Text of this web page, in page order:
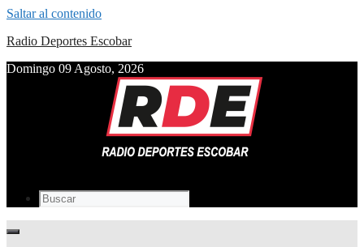
Saltar al contenido
Radio Deportes Escobar
Domingo 09 Agosto, 2026